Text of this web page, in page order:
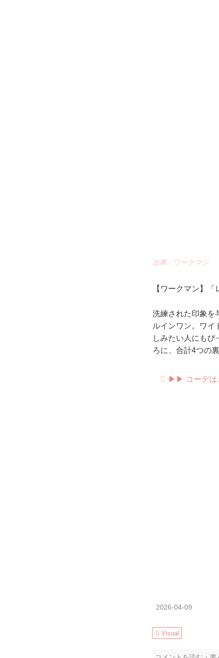
出典：ワークマン
【ワークマン】
洗練された印象を
ルインワン。ワイ
しみたい人にも
ろに、合計4つの
▶︎▶︎ コーデは
2026-04-09
Visual